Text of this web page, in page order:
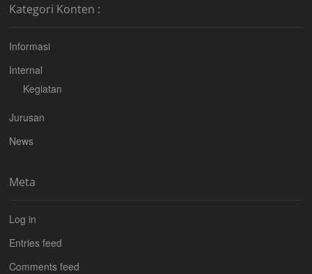
Kategori Konten :
Informasi
Internal
Kegiatan
Jurusan
News
Meta
Log in
Entries feed
Comments feed